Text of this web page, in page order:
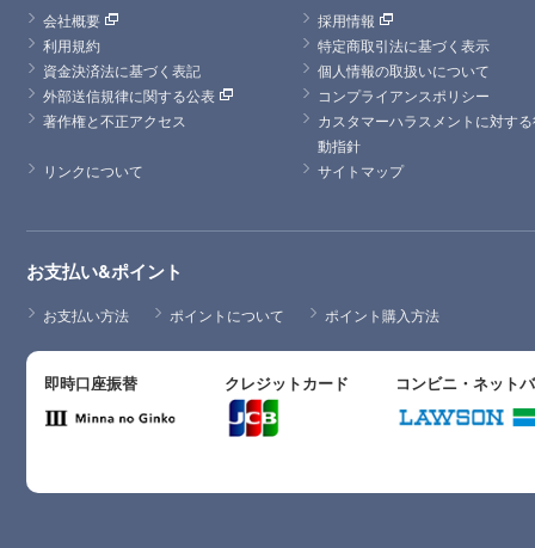
会社概要
採用情報
利用規約
特定商取引法に基づく表示
資金決済法に基づく表記
個人情報の取扱いについて
外部送信規律に関する公表
コンプライアンスポリシー
著作権と不正アクセス
カスタマーハラスメントに対す
動指針
リンクについて
サイトマップ
お支払い&ポイント
お支払い方法 ポイントについて ポイント購入方法
即時口座振替 クレジットカード コンビニ・ネット